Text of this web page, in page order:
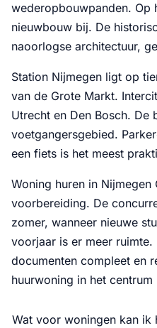
wederopbouwpanden. Op
nieuwbouw bij. De
naoorlogse architectuur,
Station Nijmegen ligt op
van de Grote Markt.
Utrecht en Den Bosch. De
voetgangersgebied.
een fiets is het meest
Woning huren in
voorbereiding. De
zomer, wanneer nieuwe
voorjaar is er meer
documenten compleet en
huurwoning in het
Wat voor woningen kan ik